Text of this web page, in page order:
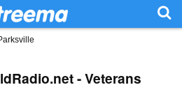
- Veterans